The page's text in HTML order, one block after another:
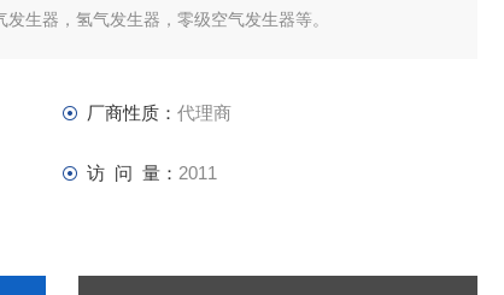
生器，氢气发生器，零级空气发生器等。
厂商性质： 代理商
访 问 量： 2011